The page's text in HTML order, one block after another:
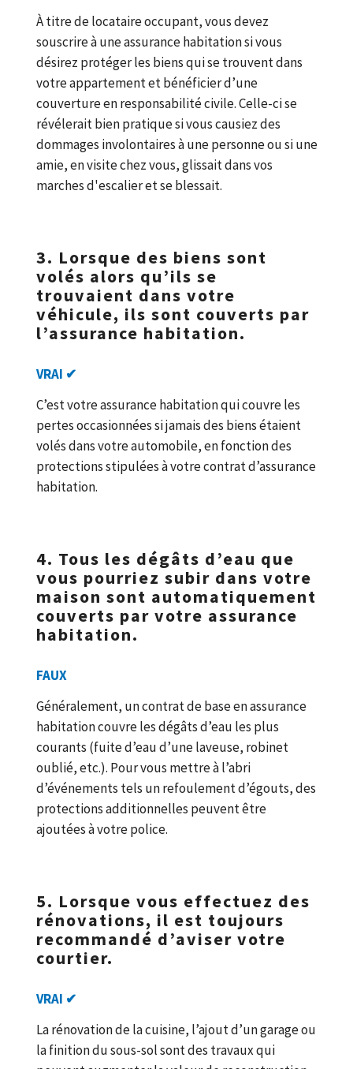
À titre de locataire occupant, vous devez
souscrire à une assurance habitation si vous
désirez protéger les biens qui se trouvent dans
votre appartement et bénéficier d’une
couverture en responsabilité civile. Celle-ci se
révélerait bien pratique si vous causiez des
dommages involontaires à une personne ou si une
amie, en visite chez vous, glissait dans vos
marches d'escalier et se blessait.
3. Lorsque des biens sont
volés alors qu’ils se
trouvaient dans votre
véhicule, ils sont couverts par
l’assurance habitation.
VRAI ✔
C’est votre assurance habitation qui couvre les
pertes occasionnées si jamais des biens étaient
volés dans votre automobile, en fonction des
protections stipulées à votre contrat d’assurance
habitation.
4. Tous les dégâts d’eau que
vous pourriez subir dans votre
maison sont automatiquement
couverts par votre assurance
habitation.
FAUX
Généralement, un contrat de base en assurance
habitation couvre les dégâts d’eau les plus
courants (fuite d’eau d’une laveuse, robinet
oublié, etc.). Pour vous mettre à l’abri
d’événements tels un refoulement d’égouts, des
protections additionnelles peuvent être
ajoutées à votre police.
5. Lorsque vous effectuez des
rénovations, il est toujours
recommandé d’aviser votre
courtier.
VRAI ✔
La rénovation de la cuisine, l’ajout d’un garage ou
la finition du sous-sol sont des travaux qui